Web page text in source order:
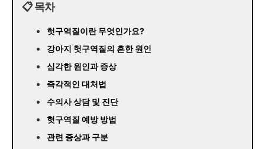
📋 목차
헛구역질이란 무엇인가요?
강아지 헛구역질의 흔한 원인
심각한 원인과 증상
즉각적인 대처법
수의사 상담 및 진단
헛구역질 예방 방법
관련 증상과 구분